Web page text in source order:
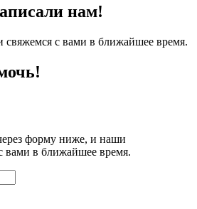
нам!
свяжемся с вами в ближайшее время.
форму ниже, и наши
вами в ближайшее время.